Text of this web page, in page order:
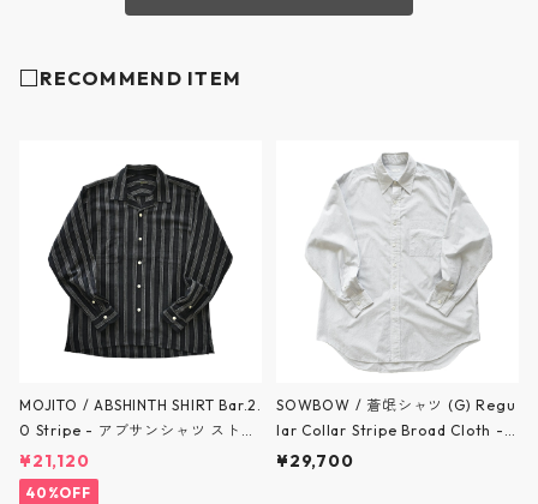
□RECOMMEND ITEM
MOJITO / ABSHINTH SHIRT Bar.2.
0 Stripe - アブサンシャツ ストラ
イプ - BLACK - 2061-1101 / モヒ
ート
¥21,120
40%OFF
SOWBOW / 蒼氓シャツ (G) Regu
lar Collar Stripe Broad Cloth -
ソウボウシャツ (G) レギュラーカ
¥29,700